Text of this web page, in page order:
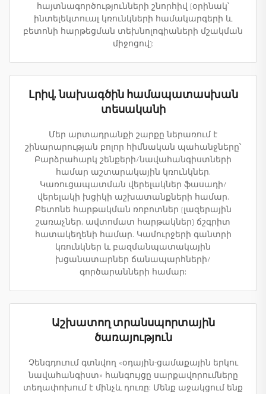
հայտնագործությունների շնորհիվ (օրինակ՝
ինտելեկտուալ կռունկների համակարգերի և
բետոնի հարթեցման տեխնոլոգիաների մշակման
միջոցով):
Լրիվ, նախագծին համապատասխան
տեսականի
Մեր արտադրանքի շարքը ներառում է
շինարարության բոլոր հիմնական պահանջները՝
Բարձրահարկ շենքերի/նավահանգիստների
համար աշտարակային կռունկներ.
Կառուցապատման վերելակներ ֆասադի/
վերելակի խցիկի աշխատանքների համար.
Բետոնե հարթակման ռոբոտներ (լազերային
շառաչներ, ավտոմատ հարթակներ) ճշգրիտ
հատակեղենի համար. Կամուրջերի գանտրի
կռունկներ և բազմանպատակային
խցանատարներ ճանապարհների/
գործարանների համար:
Աշխատող տրանսպորտային
ծառայություն
Չենգդուում գտնվող «օդային-ցամաքային երկու
նավահանգիստ» հանգույցը սարքավորումները
տեղափոխում է մինչև դուռը: Մենք աջակցում ենք